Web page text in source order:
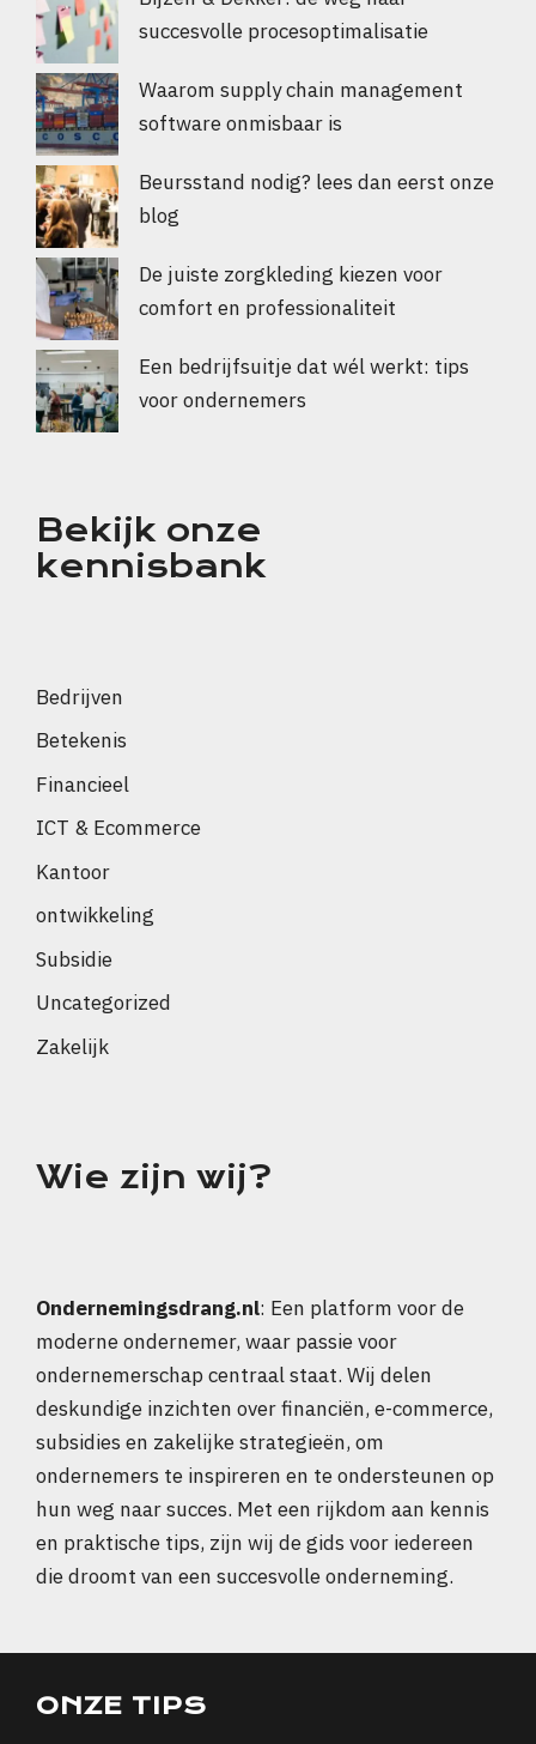
succesvolle procesoptimalisatie
Waarom supply chain management
software onmisbaar is
Beursstand nodig? lees dan eerst onze
blog
De juiste zorgkleding kiezen voor
comfort en professionaliteit
Een bedrijfsuitje dat wél werkt: tips
voor ondernemers
Bekijk onze
kennisbank
Bedrijven
Betekenis
Financieel
ICT & Ecommerce
Kantoor
ontwikkeling
Subsidie
Uncategorized
Zakelijk
Wie zijn wij?
Ondernemingsdrang.nl: Een platform voor de
moderne ondernemer, waar passie voor
ondernemerschap centraal staat. Wij delen
deskundige inzichten over financiën, e-commerce,
subsidies en zakelijke strategieën, om
ondernemers te inspireren en te ondersteunen op
hun weg naar succes. Met een rijkdom aan kennis
en praktische tips, zijn wij de gids voor iedereen
die droomt van een succesvolle onderneming.
ONZE TIPS